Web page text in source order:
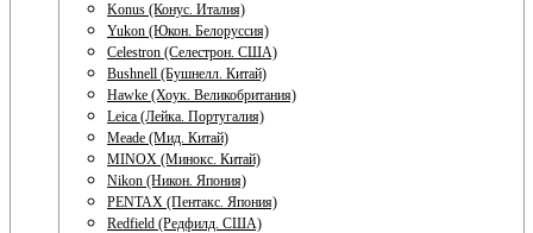
Konus (Конус. Италия)
Yukon (Юкон. Белоруссия)
Celestron (Селестрон. США)
Bushnell (Бушнелл. Китай)
Hawke (Хоук. Великобритания)
Leica (Лейка. Португалия)
Meade (Мид. Китай)
MINOX (Минокс. Китай)
Nikon (Никон. Япония)
PENTAX (Пентакс. Япония)
Redfield (Редфилд. США)